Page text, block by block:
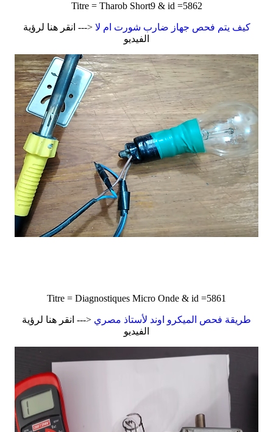
Titre = Tharob Short9 & id =5862
كيف يتم فحص جهاز ضارب شورت ام لا <--- انقر هنا لرؤية
الفيديو
Titre = Diagnostiques Micro Onde & id =5861
طريقة فحص الميكرو اوند لأستاذ مصري <--- انقر هنا لرؤية
الفيديو